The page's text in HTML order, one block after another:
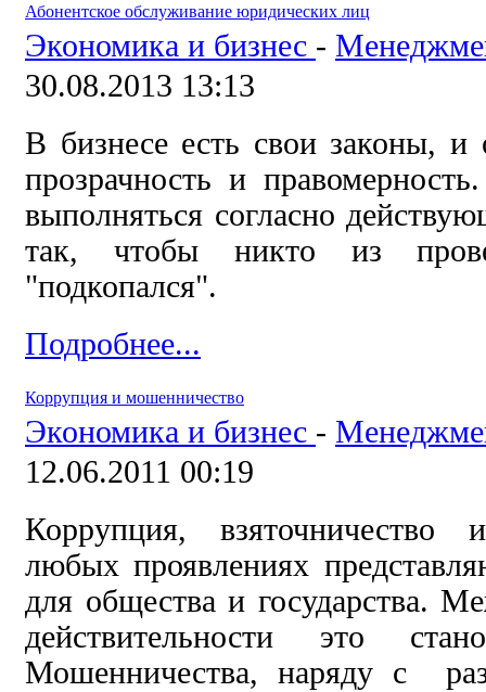
Абонентское обслуживание юридических лиц
Экономика и бизнес -
30.08.2013 13:13
В бизнесе есть свои законы,
прозрачность и
выполняться согласно
так, чтобы никто из
"подкопался".
Подробнее...
Коррупция и мошенничество
Экономика и бизнес -
12.06.2011 00:19
Коррупция, взяточничество
любых проявлениях
для общества и государства.
действительности это
Мошенничества, наряду с